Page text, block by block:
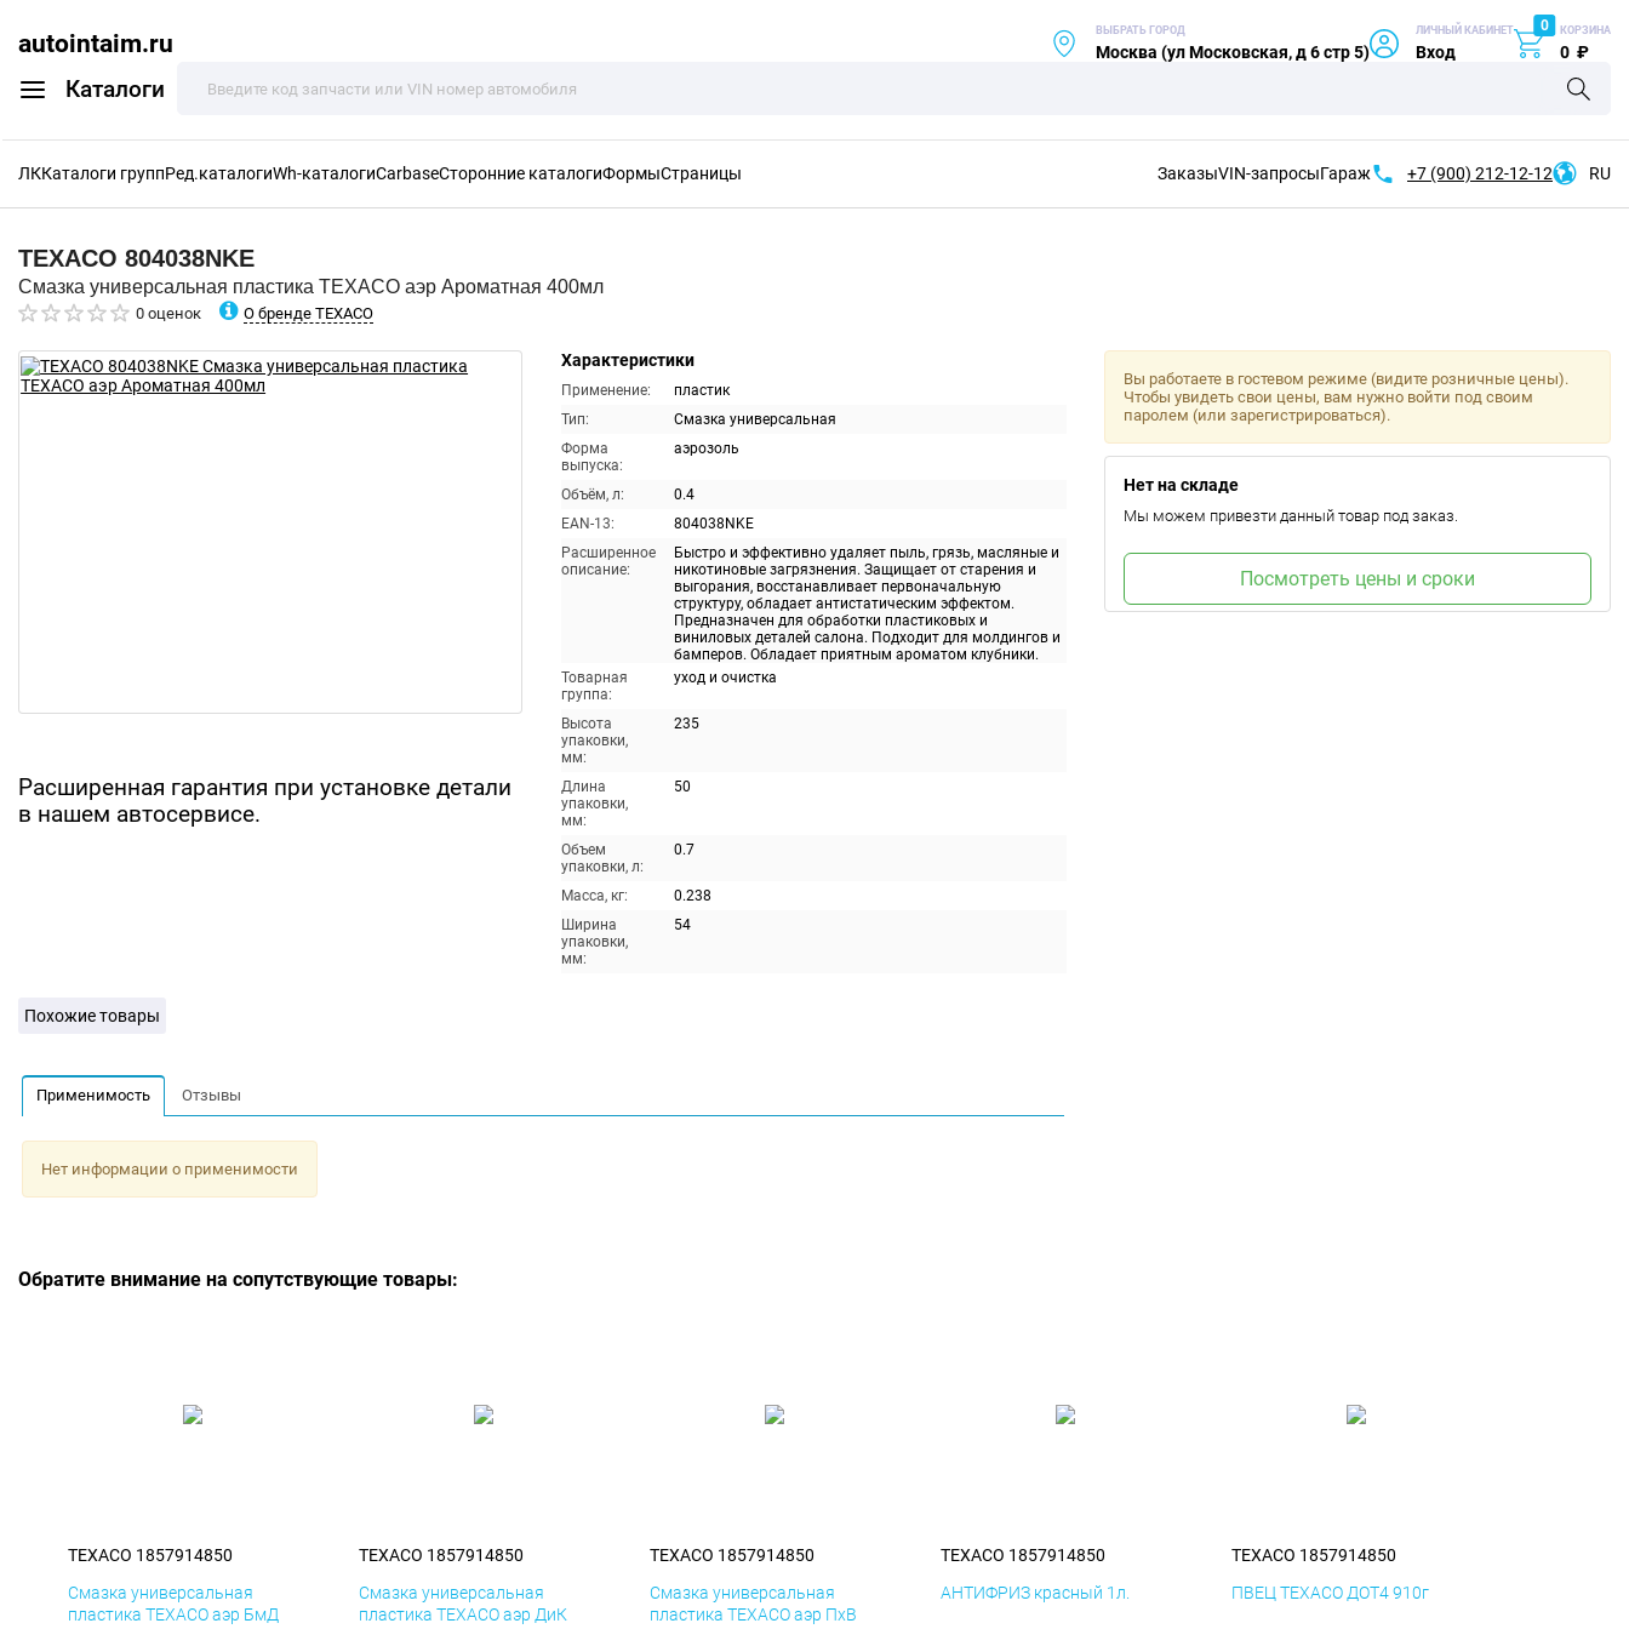
autointaim.ru
Каталоги
ВЫБРАТЬ ГОРОД
Москва (ул Московская, д 6 стр 5)
ЛИЧНЫЙ КАБИНЕТ
Вход
0 КОРЗИНА
0 ₽
ЛККаталоги группРед.каталогиWh-каталогиCarbaseСторонние каталогиФормыСтраницы ЗаказыVIN-запросыГараж +7 (900) 212-12-12 RU
TEXACO 804038NKE
Смазка универсальная пластика TEXACO аэр Ароматная 400мл
0 оценок О бренде TEXACO
Расширенная гарантия при установке детали
в нашем автосервисе.
Характеристики
Применение:
пластик
Тип:
Смазка универсальная
Форма
выпуска:
аэрозоль
Объём, л:
0.4
EAN-13:
804038NKE
Расширенное
описание:
Быстро и эффективно удаляет пыль, грязь, масляные и
никотиновые загрязнения. Защищает от старения и
выгорания, восстанавливает первоначальную
структуру, обладает антистатическим эффектом.
Предназначен для обработки пластиковых и
виниловых деталей салона. Подходит для молдингов и
бамперов. Обладает приятным ароматом клубники.
Товарная
группа:
уход и очистка
Высота
упаковки,
мм:
235
Длина
упаковки,
мм:
50
Объем
упаковки, л:
0.7
Масса, кг:
0.238
Ширина
упаковки,
мм:
54
Вы работаете в гостевом режиме (видите розничные цены).
Чтобы увидеть свои цены, вам нужно войти под своим
паролем (или зарегистрироваться).
Нет на складе
Мы можем привезти данный товар под заказ.
Посмотреть цены и сроки
Похожие товары
Применимость Отзывы
Нет информации о применимости
Обратите внимание на сопутствующие товары:
TEXACO 1857914850
Смазка универсальная
пластика TEXACO аэр БмД
TEXACO 1857914850
Смазка универсальная
пластика TEXACO аэр ДиК
TEXACO 1857914850
Смазка универсальная
пластика TEXACO аэр ПхВ
TEXACO 1857914850
АНТИФРИЗ красный 1л.
TEXACO 1857914850
ПВЕЦ TEXACO ДОТ4 910г